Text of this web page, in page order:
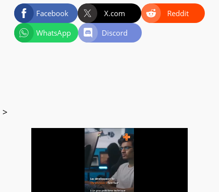
Facebook X.com
Reddit
WhatsApp
Discord
>